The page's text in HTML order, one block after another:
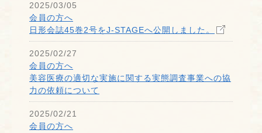
2025/03/05
会員の方へ
日形会誌45巻2号をJ-STAGEへ公開しました。
2025/02/27
会員の方へ
美容医療の適切な実施に関する実態調査事業への協
力の依頼について
2025/02/21
会員の方へ